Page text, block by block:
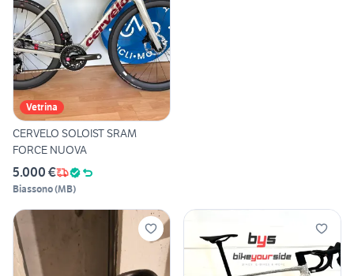
Vetrina
CERVELO SOLOIST SRAM
FORCE NUOVA
5.000 €
Biassono(MB)